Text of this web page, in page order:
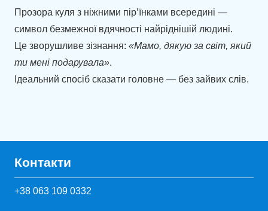
з
любов’ю!"
кількість
Прозора куля з ніжними пір’їнками всередині —
символ безмежної вдячності найріднішій людині.
Це зворушливе зізнання: «Мамо, дякую за світ, який
ти мені подарувала».
Ідеальний спосіб сказати головне — без зайвих слів.
Контакти
+38 063 109 0332